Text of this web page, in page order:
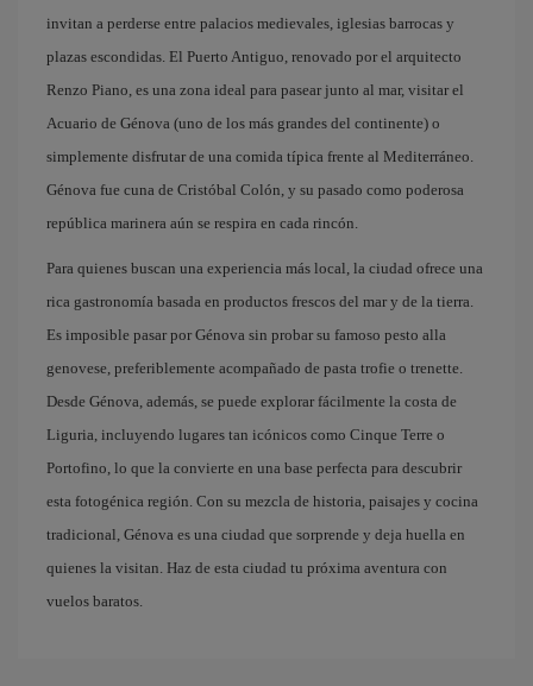
invitan a perderse entre palacios medievales, iglesias barrocas y
plazas escondidas. El Puerto Antiguo, renovado por el arquitecto
Renzo Piano, es una zona ideal para pasear junto al mar, visitar el
Acuario de Génova (uno de los más grandes del continente) o
simplemente disfrutar de una comida típica frente al Mediterráneo.
Génova fue cuna de Cristóbal Colón, y su pasado como poderosa
república marinera aún se respira en cada rincón.
Para quienes buscan una experiencia más local, la ciudad ofrece una
rica gastronomía basada en productos frescos del mar y de la tierra.
Es imposible pasar por Génova sin probar su famoso pesto alla
genovese, preferiblemente acompañado de pasta trofie o trenette.
Desde Génova, además, se puede explorar fácilmente la costa de
Liguria, incluyendo lugares tan icónicos como Cinque Terre o
Portofino, lo que la convierte en una base perfecta para descubrir
esta fotogénica región. Con su mezcla de historia, paisajes y cocina
tradicional, Génova es una ciudad que sorprende y deja huella en
quienes la visitan. Haz de esta ciudad tu próxima aventura con
vuelos baratos.